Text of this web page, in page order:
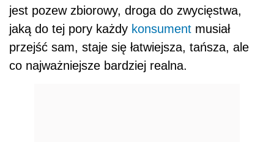
jest pozew zbiorowy, droga do zwycięstwa,
jaką do tej pory każdy konsument musiał
przejść sam, staje się łatwiejsza, tańsza, ale
co najważniejsze bardziej realna.